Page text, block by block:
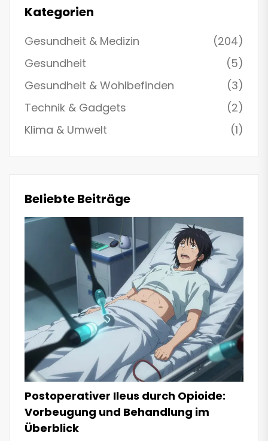
Kategorien
Gesundheit & Medizin
(204)
Gesundheit
(5)
Gesundheit & Wohlbefinden
(3)
Technik & Gadgets
(2)
Klima & Umwelt
(1)
Beliebte Beiträge
Postoperativer Ileus durch Opioide:
Vorbeugung und Behandlung im
Überblick